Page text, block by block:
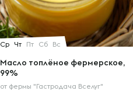
Ср Чт Пт Сб Вс
Масло топлёное фермерское,
99%
от фермы "Гастродача Вселуг"